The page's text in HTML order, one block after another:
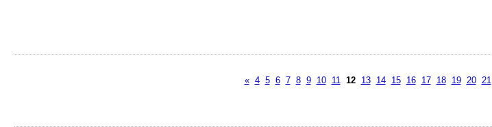
« 4 5 6 7 8 9 10 11 12 13 14 15 16 17 18 19 20 21